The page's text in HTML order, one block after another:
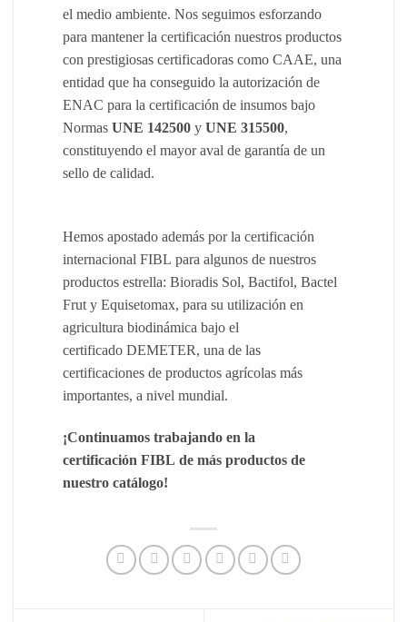
el medio ambiente. Nos seguimos esforzando
para mantener la certificación nuestros productos
con prestigiosas certificadoras como CAAE, una
entidad que ha conseguido la autorización de
ENAC para la certificación de insumos bajo
Normas UNE 142500y UNE 315500,
constituyendo el mayor aval de garantía de un
sello de calidad.
Hemos apostado además por la certificación
internacional FIBL para algunos de nuestros
productos estrella: Bioradis Sol, Bactifol, Bactel
Frut y Equisetomax, para su utilización en
agricultura biodinámica bajo el
certificado DEMETER, una de las
certificaciones de productos agrícolas más
importantes, a nivel mundial.
¡Continuamos trabajando en la
certificación FIBL de más productos de
nuestro catálogo!